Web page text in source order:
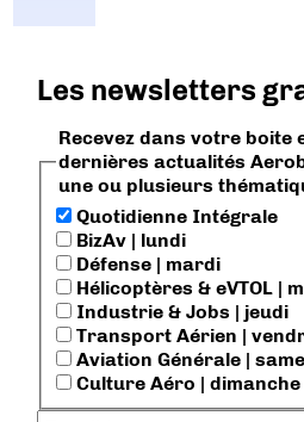
Les newsletters
Recevez dans votre boite
dernières actualités
une ou plusieurs
Quotidienne Intégrale
BizAv | lundi
Défense | mardi
Hélicoptères & eVTOL |
Industrie & Jobs | jeudi
Transport Aérien |
Aviation Générale |
Culture Aéro | dimanche